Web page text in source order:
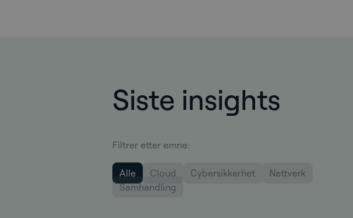
Siste insights
Filtrer etter emne:
Alle Cloud Cybersikkerhet
Nettverk
Samhandling